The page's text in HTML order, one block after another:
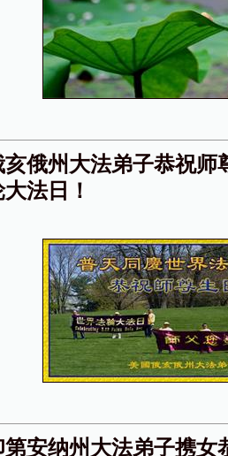
俄州大法弟子恭祝师
法日！
安纳州大法弟子携女